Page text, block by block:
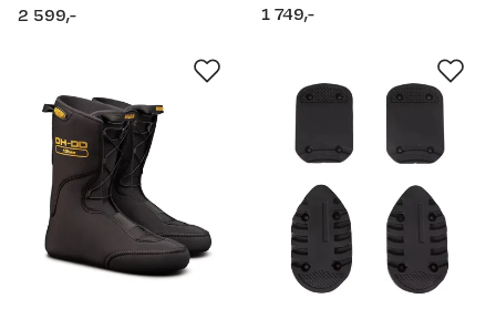
price
2 599,- price
1 749,-